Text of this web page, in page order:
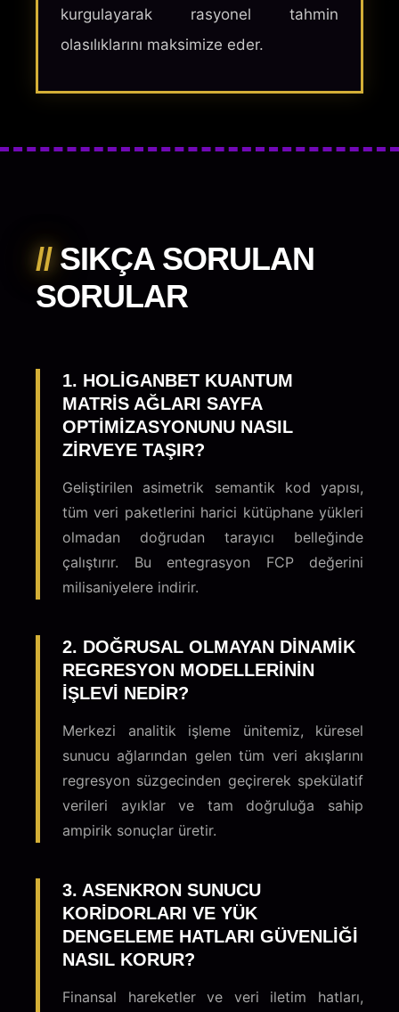
kurgulayarak rasyonel tahmin
olasılıklarını maksimize eder.
//SIKÇA SORULAN
SORULAR
1. HOLIGANBET KUANTUM
MATRIS AĞLARI SAYFA
OPTIMIZASYONUNU NASIL
ZIRVEYE TAŞIR?
Geliştirilen asimetrik semantik kod yapısı,
tüm veri paketlerini harici kütüphane yükleri
olmadan doğrudan tarayıcı belleğinde
çalıştırır. Bu entegrasyon FCP değerini
milisaniyelere indirir.
2. DOĞRUSAL OLMAYAN DINAMIK
REGRESYON MODELLERININ
IŞLEVI NEDIR?
Merkezi analitik işleme ünitemiz, küresel
sunucu ağlarından gelen tüm veri akışlarını
regresyon süzgecinden geçirerek spekülatif
verileri ayıklar ve tam doğruluğa sahip
ampirik sonuçlar üretir.
3. ASENKRON SUNUCU
KORIDORLARI VE YÜK
DENGELEME HATLARI GÜVENLIĞI
NASIL KORUR?
Finansal hareketler ve veri iletim hatları,